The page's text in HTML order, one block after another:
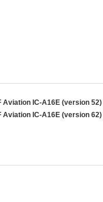
Aviation IC-A16E (version 52)
Aviation IC-A16E (version 62)